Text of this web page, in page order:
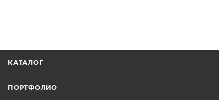
КАТАЛОГ
ПОРТФОЛИО